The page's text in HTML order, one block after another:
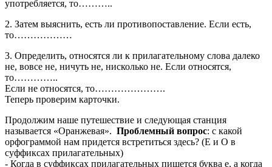
употребляется, то………..
2. Затем выяснить, есть ли противопоставление. Если есть,
то………………
3. Определить, относятся ли к прилагательному слова далеко
не, вовсе не, ничуть не, нисколько не. Если относятся,
то…………..
Если не относятся, то………………….
Теперь проверим карточки.
Продолжим наше путешествие и следующая станция
называется «Оранжевая». Проблемный вопрос: с какой
орфограммой нам придется встретиться здесь? (Е и О в
суффиксах прилагательных)
- Когда в суффиксах прилагательных пишется буква е, а когда